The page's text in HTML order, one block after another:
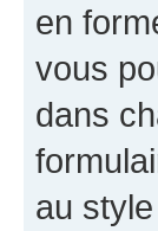
en
vous
dans
au